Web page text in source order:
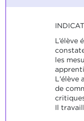
L’élève
les
L'élève
de
Il